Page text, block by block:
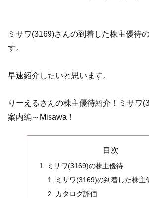
ミサワ(3169)さんの到着した株主優待
す。
早速紹介したいと思います。
りーえるさんの株主優待紹介！ミサワ
案内編～Misawa！
目次
ミサワ(3169)の株主優待
ミサワ(3169)の到着した株主
カタログ評価